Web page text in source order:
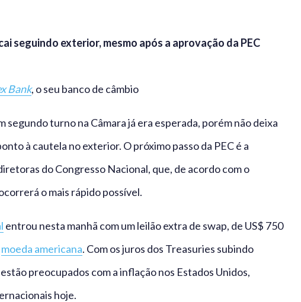
seguindo exterior, mesmo após a aprovação da PEC
Bank, o seu banco de câmbio
segundo turno na Câmara já era esperada, porém não deixa
à cautela no exterior. O próximo passo da PEC é a
do Congresso Nacional, que, de acordo com o
o mais rápido possível.
entrou nesta manhã com um leilão extra de swap, de US$ 750
moeda americana. Com os juros dos Treasuries subindo
preocupados com a inflação nos Estados Unidos,
hoje.